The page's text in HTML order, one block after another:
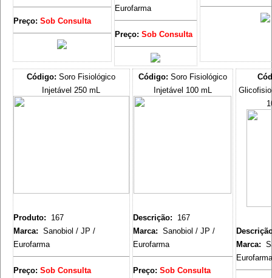
Preço: Sob Consulta
Eurofarma
Preço: Sob Consulta
Código: Soro Fisiológico
Injetável 250 mL
Produto:
167
Marca: Sanobiol / JP /
Eurofarma
Preço: Sob Consulta
Código: Soro Fisiológico
Injetável 100 mL
Descrição:
167
Marca: Sanobiol / JP /
Eurofarma
Preço: Sob Consulta
Marca:
Eurofarma